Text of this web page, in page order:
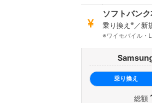
ソフトバン
乗り換え※ ／新
ワイモバイル・
乗り換え
総額